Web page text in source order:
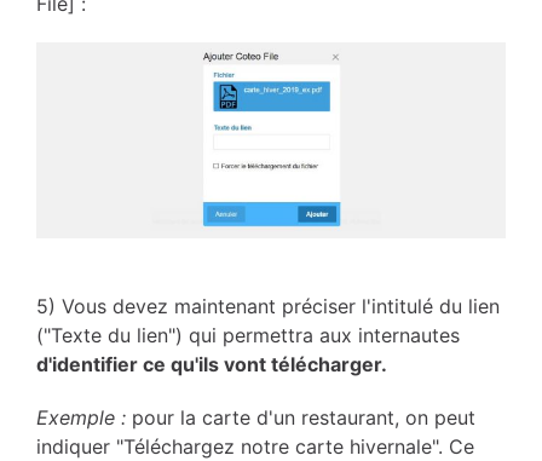
5) Vous devez maintenant préciser l'intitulé du lien
("Texte du lien") qui permettra aux internautes
d'identifier ce qu'ils vont télécharger.
Exemple : pour la carte d'un restaurant, on peut
indiquer "Téléchargez notre carte hivernale". Ce